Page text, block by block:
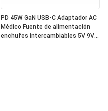
PD 45W GaN USB-C Adaptador AC
Médico Fuente de alimentación
enchufes intercambiables 5V 9V